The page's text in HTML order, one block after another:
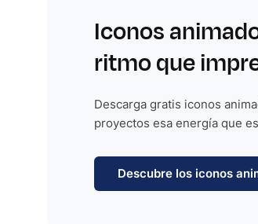
Iconos
ritmo que
Descarga gratis iconos
proyectos esa energía que
Descubre los iconos